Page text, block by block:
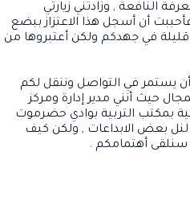
النافعة , وزادتني زيارتي
أن أسجل هذا الاعتزاز ببضع
قليلة في جهدكم ولكن أعتبروها من
أن يستمر في التواصل وننقل لكم
حيث أنني مدير إدارة ومركز
بمكتب التربية بوادي حضرموت
لنل بعض الابداعات , ولكن كيف
سنلقى أهتمامكم .